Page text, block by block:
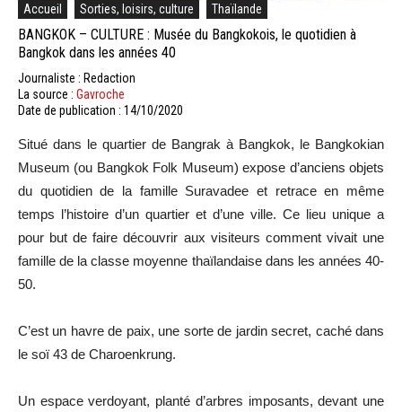
Accueil Sorties, loisirs, culture Thaïlande
BANGKOK – CULTURE : Musée du Bangkokois, le quotidien à
Bangkok dans les années 40
Journaliste : Redaction
La source : Gavroche
Date de publication : 14/10/2020
Situé dans le quartier de Bangrak à Bangkok, le Bangkokian
Museum (ou Bangkok Folk Museum) expose d’anciens objets
du quotidien de la famille Suravadee et retrace en même
temps l’histoire d’un quartier et d’une ville. Ce lieu unique a
pour but de faire découvrir aux visiteurs comment vivait une
famille de la classe moyenne thaïlandaise dans les années 40-
50.
C’est un havre de paix, une sorte de jardin secret, caché dans
le soï 43 de Charoenkrung.
Un espace verdoyant, planté d’arbres imposants, devant une